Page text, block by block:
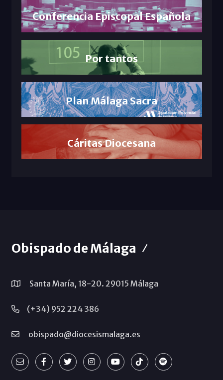
Conferencia Episcopal Española
Por tantos
Plan Málaga Sacra
Cáritas Diocesana
Obispado de Málaga
Santa María, 18-20. 29015 Málaga
(+34) 952 224 386
obispado@diocesismalaga.es